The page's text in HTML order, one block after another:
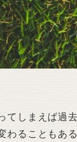
しまえば過
わることもあ